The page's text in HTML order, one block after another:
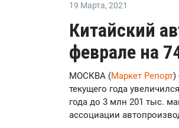
19 Марта, 2021
Китайский
феврале на
МОСКВА (Маркет Репорт)
текущего года
года до 3 млн 201 тыс.
ассоциации